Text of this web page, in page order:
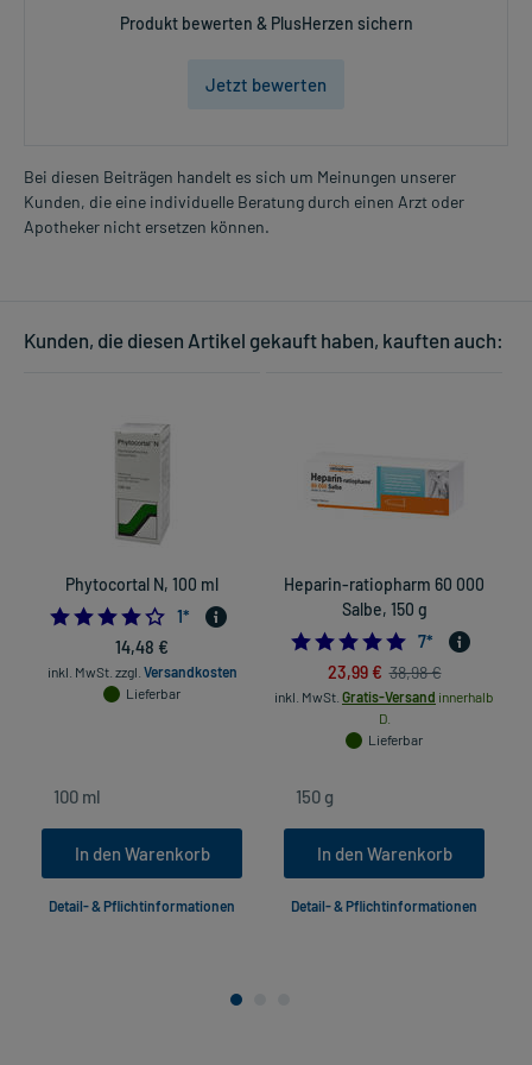
Produkt bewerten & PlusHerzen sichern
Jetzt bewerten
Bei diesen Beiträgen handelt es sich um Meinungen unserer
Kunden, die eine individuelle Beratung durch einen Arzt oder
Apotheker nicht ersetzen können.
Kunden, die diesen Artikel gekauft haben, kauften auch:
Phytocortal N, 100 ml
4.0
1*
14,48 €
inkl. MwSt. zzgl. Versandkosten
Lieferbar
In den Warenkorb
Detail- & Pflichtinformationen
Heparin-ratiopharm 60 000
Salbe, 150 g
5.0
7*
23,99 € 38,98 €
inkl. MwSt. Gratis-Versand innerhalb
D.
Lieferbar
In den Warenkorb
Detail- & Pflichtinformationen